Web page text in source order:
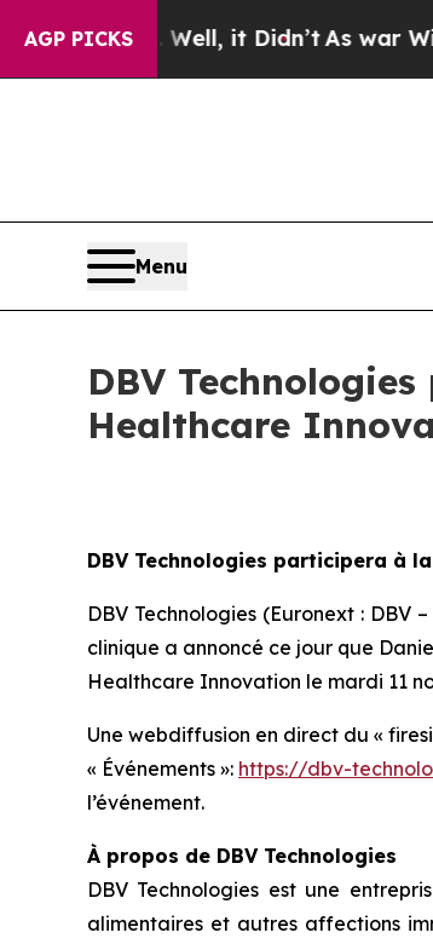
AGP PICKS
40%. Well, it Didn’tAs war With
Menu
DBV
Healthcare
DBV Technologies participera à
DBV Technologies (Euronext : DBV
clinique a annoncé ce jour que
Healthcare Innovation le mardi 11
Une webdiffusion en direct du «
« Événements »: https://dbv-
l’événement.
À propos de DBV Technologies
DBV Technologies est une
alimentaires et autres affections